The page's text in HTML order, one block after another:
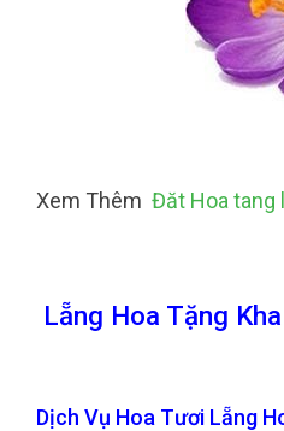
Xem Thêm Đăt Hoa tang
Lẵng Hoa Tặng
Dịch Vụ Hoa Tươi Lẵng